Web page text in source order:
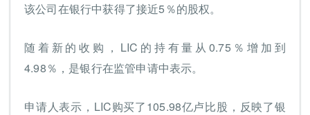
该公司在银行中获得了接近5％的股权。
随着新的收购，LIC的持有量从0.75％增加到
4.98％，是银行在监管申请中表示。
申请人表示，LIC购买了105.98亿卢比股，反映了银